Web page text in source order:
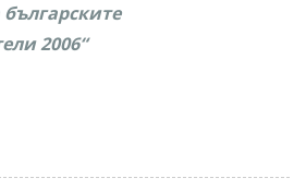
2006“